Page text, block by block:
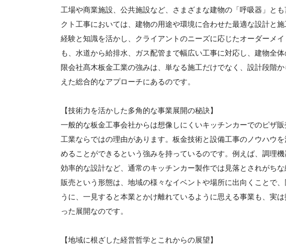
工場や商業施設、公共施設など、さまざまな建物の「呼吸器」と
クト工事においては、建物の用途や環境に合わせた最適な設計と
経験と知識を活かし、クライアントのニーズに応じたオーダーメ
も、水道から給排水、ガス配管まで幅広い工事に対応し、建物全
限会社髙木板金工業の強みは、単なる施工だけでなく、設計段階
えた総合的なアプローチにあるのです。
【技術力を活かした多角的な事業展開の秘訣】
一般的な板金工事会社からは想像しにくいキッチンカーでのピザ
工業ならではの理由があります。板金技術と設備工事のノウハウ
めることができるという強みを持っているのです。例えば、調理
効率的な設計など、通常のキッチンカー製作では見落とされがち
販売という形態は、地域の様々なイベントや場所に出向くことで
うに、一見すると本業とかけ離れているように思える事業も、実
った展開なのです。
【地域に根ざした経営哲学とこれからの展望】